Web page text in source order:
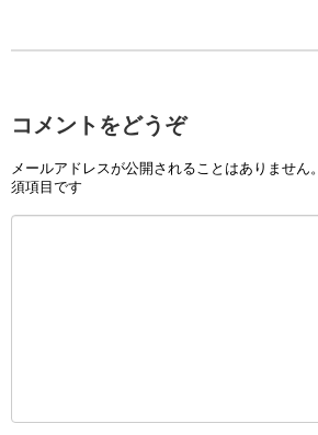
コメントをどうぞ
メールアドレスが公開されることはありません。
須項目です